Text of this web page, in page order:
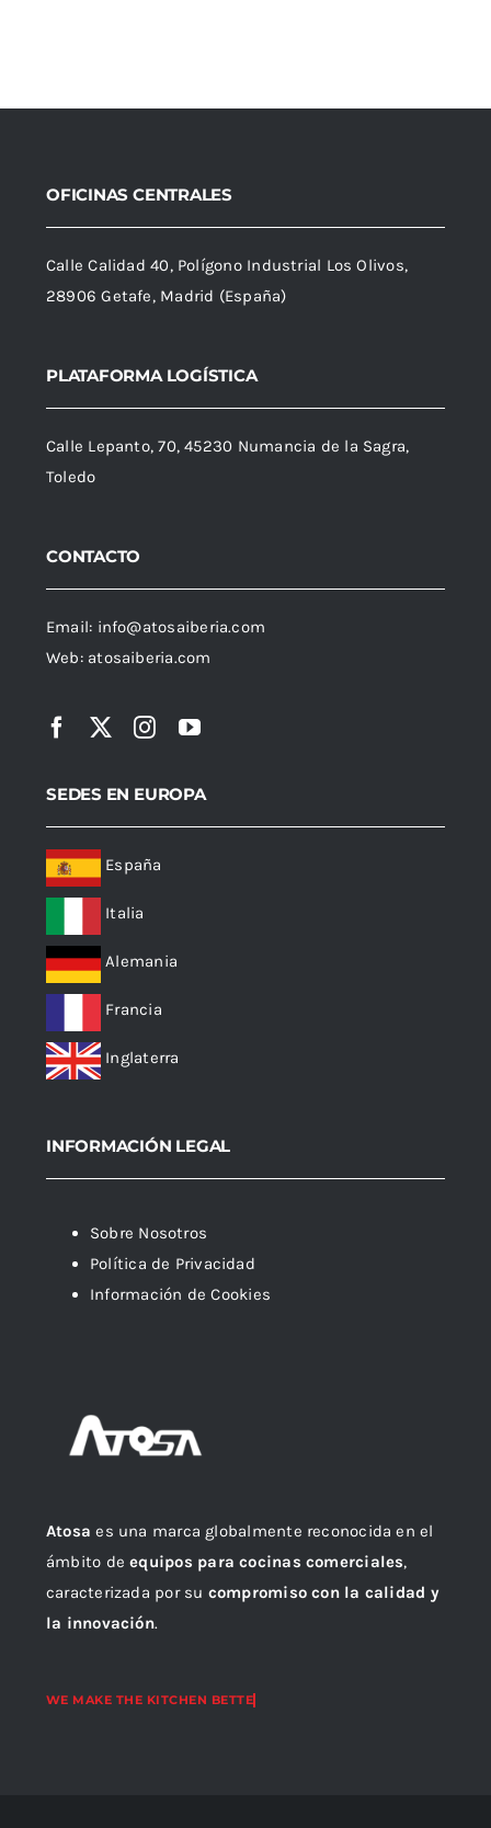
Atosa es una marca globalmente reconocida en el
ámbito deequipos para cocinas comerciales,
caracterizada por su compromiso con la calidad y
la innovación.
OFICINAS CENTRALES
Calle Calidad 40, Polígono Industrial Los Olivos,
28906 Getafe, Madrid (España)
PLATAFORMA LOGÍSTICA
Calle Lepanto, 70, 45230 Numancia de la Sagra,
Toledo
CONTACTO
Email: info@atosaiberia.com
Web: atosaiberia.com
SEDES EN EUROPA
España
Italia
Alemania
Francia
Inglaterra
INFORMACIÓN LEGAL
Sobre Nosotros
Política de Privacidad
Información de Cookies